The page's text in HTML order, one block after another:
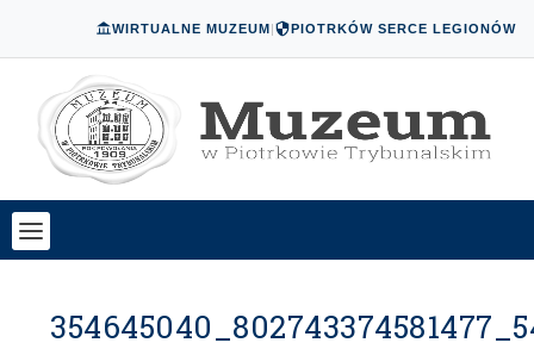
WIRTUALNE MUZEUM| PIOTRKÓW SERCE LEGIONÓW